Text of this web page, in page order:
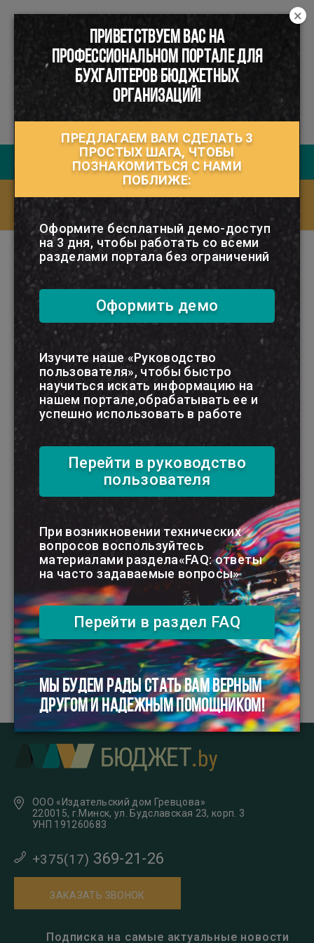
☰
Руководство пользователя
Ответы на часто задаваемые вопросы
(FAQ)
Подборка по тегу
#Расчеты по
содержанию детей
Расчеты с родителями по
содержанию детей
Общие вопросы Родители обязаны
возмещать расходы по содержанию
детей в случае: отобрания у них детей
по решению комиссии по делам
несовершеннолетних; отобрания у
них детей на основании решения суда
без лишения родительск ...
-
Расчеты с бюджетом
Для расчетов с бюджетом
предназначен субсчет 173 «Расчеты с
бюджетом». По кредиту данного
субсчета отражаются начисленные
суммы, подлежащие перечислению в
доход бюджета, по дебету –
перечисление данных сумм ...
Бератор-Прочие расчеты-Расчеты с
бюджетом
×
ПРИВЕТСТВУЕМ ВАС НА
ПРОФЕССИОНАЛЬНОМ ПОРТАЛЕ ДЛЯ
БУХГАЛТЕРОВ БЮДЖЕТНЫХ
ОРГАНИЗАЦИЙ!
ПРЕДЛАГАЕМ ВАМ СДЕЛАТЬ 3
ПРОСТЫХ ШАГА, ЧТОБЫ
ПОЗНАКОМИТЬСЯ С НАМИ
ПОБЛИЖЕ:
Оформите бесплатный демо-доступ
на 3 дня, чтобы работать со всеми
разделами портала без ограничений
Оформить демо
Изучите наше «Руководство
пользователя», чтобы быстро
научиться искать информацию на
нашем портале,обрабатывать ее и
успешно использовать в работе
Перейти в руководство
пользователя
При возникновении технических
вопросов воспользуйтесь
материалами раздела«FAQ: ответы
на часто задаваемые вопросы»
Перейти в раздел FAQ
МЫ БУДЕМ РАДЫ СТАТЬ ВАМ ВЕРНЫМ
ДРУГОМ И НАДЕЖНЫМ ПОМОЩНИКОМ!
ООО «Издательский дом Гревцова»
220015, г.Минск, ул. Будславская 23, корп. 3
УНП 191260683
+375(17) 369-21-26
ЗАКАЗАТЬ ЗВОНОК
Подписка на самые актуальные новости